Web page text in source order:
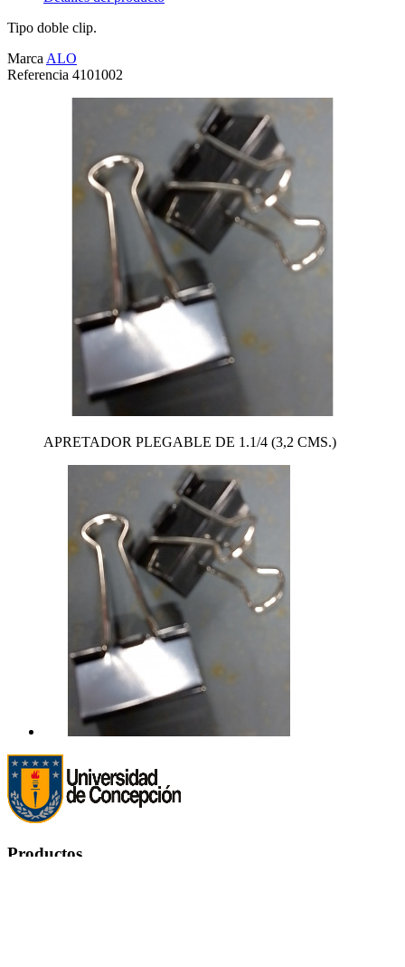
Tipo doble clip.
Marca ALO
Referencia 4101002
APRETADOR PLEGABLE DE 1.1/4 (3,2 CMS.)
Productos